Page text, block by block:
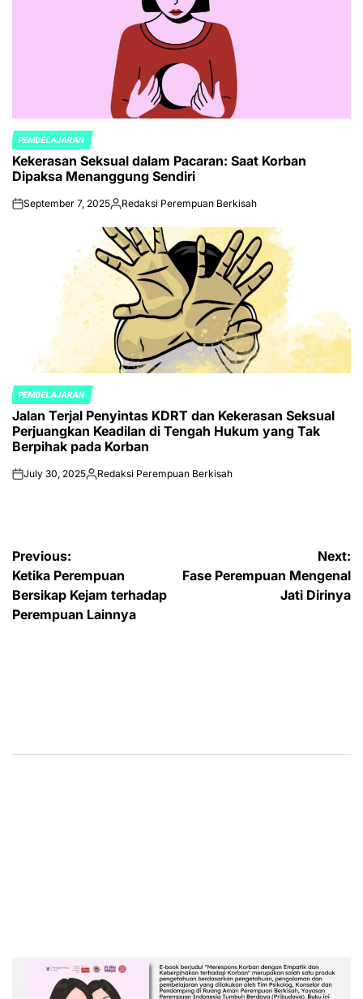
POSTED
IN
PEMBELAJARAN
Kekerasan Seksual dalam Pacaran: Saat Korban
Dipaksa Menanggung Sendiri
onSeptember 7, 2025Posted
Redaksi Perempuan Berkisah
POSTED
IN
PEMBELAJARAN
Jalan Terjal Penyintas KDRT dan Kekerasan Seksual
Perjuangkan Keadilan di Tengah Hukum yang Tak
Berpihak pada Korban
onJuly 30, 2025Posted
Redaksi Perempuan Berkisah
Post
navigation
Previous:
Ketika Perempuan
Bersikap Kejam terhadap
Perempuan Lainnya
Next:
Fase Perempuan Mengenal
Jati Dirinya